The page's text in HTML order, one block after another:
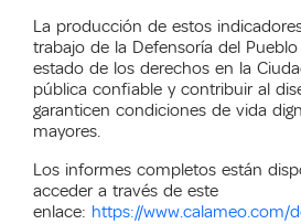
La producción de estos
trabajo de la Defensoría del
estado de los derechos en la
pública confiable y contribuir al
garanticen condiciones de vida
mayores.
Los informes completos están
acceder a través de este
enlace: https://